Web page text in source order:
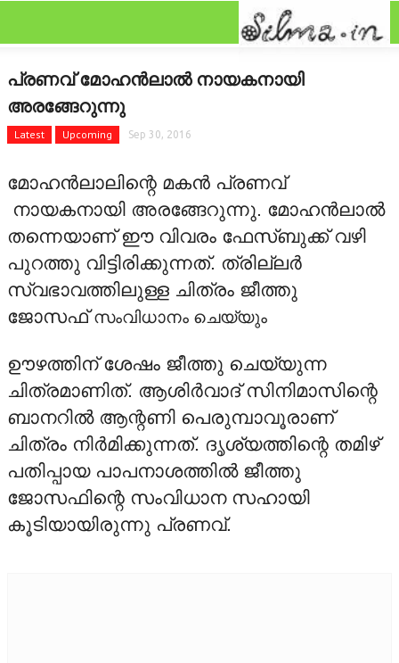
FEATURED
FILM SCAN
REVIEW
GALLERY
GOSSIPS
NEWRELEASES
ONAM GALLERY
ONAM MOVIES
ONAM ON TV
OTHER LANGUAGE
പ്രണവ് മോഹൻലാൽ നായകനായി
അരങ്ങേറുന്നു
Latest Upcoming Sep 30, 2016
മോഹന്‍ലാലിന്റെ മകന്‍ പ്രണവ്
നായകനായി അരങ്ങേറുന്നു. മോഹൻലാൽ
തന്നെയാണ് ഈ വിവരം ഫേസ്ബുക്ക് വഴി
പുറത്തു വിട്ടിരിക്കുന്നത്. ത്രില്ലര്‍
സ്വഭാവത്തിലുള്ള ചിത്രം ജീത്തു
ജോസഫ്സംവിധാനം ചെയ്യും
ഊഴത്തിന് ശേഷം ജീത്തു ചെയ്യുന്ന
ചിത്രമാണിത്. ആശിര്‍വാദ് സിനിമാസിന്റെ
ബാനറില്‍ ആന്റണി പെരുമ്പാവൂരാണ്
ചിത്രം നിര്‍മിക്കുന്നത്. ദൃശ്യത്തിന്റെ തമിഴ്
പതിപ്പായ പാപനാശത്തില്‍ ജീത്തു
ജോസഫിന്റെ സംവിധാന സഹായി
കൂടിയായിരുന്നു പ്രണവ്.